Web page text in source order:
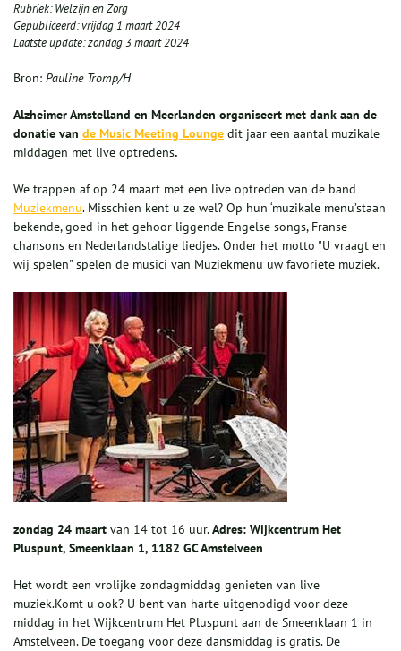
Rubriek:Welzijn en Zorg
Gepubliceerd:vrijdag 1 maart 2024
Laatste update:zondag 3 maart 2024
Bron: Pauline Tromp/H
Alzheimer Amstelland en Meerlanden organiseert met dank aan de
donatie van de Music Meeting Lounge dit jaar een aantal muzikale
middagen met live optredens.
We trappen af op 24 maart met een live optreden van de band
Muziekmenu. Misschien kent u ze wel? Op hun ‘muzikale menu’staan
bekende, goed in het gehoor liggende Engelse songs, Franse
chansons en Nederlandstalige liedjes. Onder het motto "U vraagt en
wij spelen" spelen de musici van Muziekmenu uw favoriete muziek.
zondag 24 maart van 14 tot 16 uur.Adres: Wijkcentrum Het
Pluspunt, Smeenklaan 1, 1182 GC Amstelveen
Het wordt een vrolijke zondagmiddag genieten van live
muziek.Komt u ook? U bent van harte uitgenodigd voor deze
middag in het Wijkcentrum Het Pluspunt aan de Smeenklaan 1 in
Amstelveen. De toegang voor deze dansmiddag is gratis. De